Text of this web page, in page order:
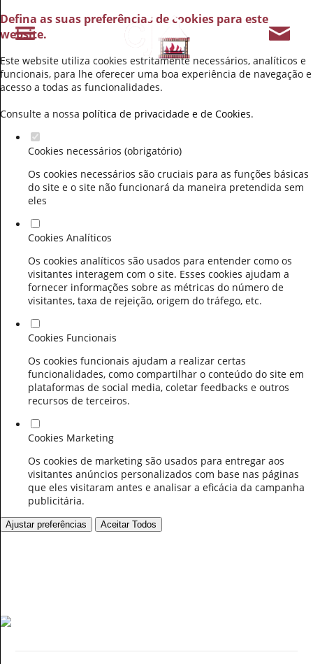
Defina as suas preferências de cookies para este
website.
Este website utiliza cookies estritamente necessários, analíticos e
funcionais, para lhe oferecer uma boa experiência de navegação e
acesso a todas as funcionalidades.
Consulte a nossa política de privacidade e de Cookies.
Cookies necessários (obrigatório)
Os cookies necessários são cruciais para as funções básicas
do site e o site não funcionará da maneira pretendida sem
eles
Cookies Analíticos
Os cookies analíticos são usados para entender como os
visitantes interagem com o site. Esses cookies ajudam a
fornecer informações sobre as métricas do número de
visitantes, taxa de rejeição, origem do tráfego, etc.
Cookies Funcionais
Os cookies funcionais ajudam a realizar certas
funcionalidades, como compartilhar o conteúdo do site em
plataformas de social media, coletar feedbacks e outros
recursos de terceiros.
Cookies Marketing
Os cookies de marketing são usados para entregar aos
visitantes anúncios personalizados com base nas páginas
que eles visitaram antes e analisar a eficácia da campanha
publicitária.
Ajustar preferências Aceitar Todos